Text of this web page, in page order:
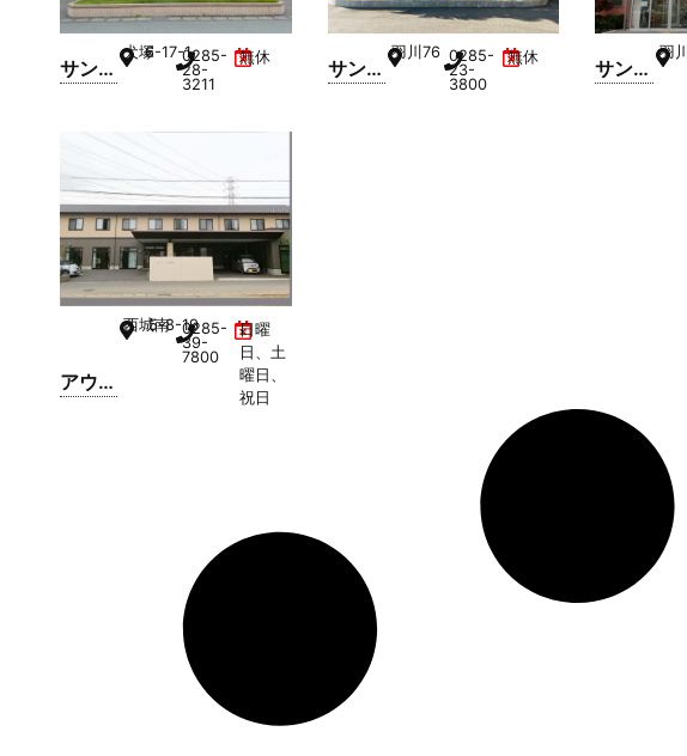
サンス
犬塚6-17-10285-
28-
3211
無休
サンフ
羽川 76 0285-
23-
3800
無休
サンリ
羽川
アウス
西城南5-8-190285-
39-
7800
日曜
日、土
曜日、
祝日